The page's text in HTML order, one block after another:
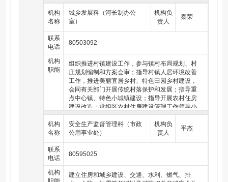
（三十八）负责人民防空平战结合工作。指导落实人民防
空工程平时开发利用工作。指导人民防空专业队伍、人民
化及警报建设和管理工作。
（三十九）监督、检查、指导人民防空法律、法规和规章
的贯彻执行；组织拟订人民防空相关地方性法规、规章及
规范性文件；负责监督、指导和协调人民防空执法工作。
（四十）负责区党工委（区委）、区管委会（区政府）人
民防空指挥所的建设和管理工作。
（四十一）承担全区城市排水、瓶装液化气管理、指导协
（四十二）起草城市排水、瓶装液化气规范性文件和相关
政策，指导全区城市排水、瓶装液化气（燃气）行业行政
执法工作。参与开展全区城市排水、瓶装液化气（燃气）
行业信用体系建设工作。
（四十三）承担城市排水、瓶装液化气（燃气）行业相关
建设项目的验收管理工作；做好治太相关工作；
推进水环境综合整治等工作，统一管理调度全区
智慧水利、排水信息化系统。负责区属水利工程
的运行管理；指导全区水利设施的管理、保护和
综合利用；指导全区水旱灾害防御和水量调度工
作；指导河湖水生态保护与修复以及河湖水系连
通工作；会同相关部门指导全区河湖保护规划编
制工作。负责组织实施全区排水规划计划。负责
全区水资源管理工作；实施全区地下水资源、再
生水和节约用水行业管理工作；编制再生水和节
约用水发展年度计划并组织实施；承担实施最严
格水资源管理制度相关工作，指导开展水资源有
偿使用工作；组织水资源监测工作，指导河湖生
态流量水量管理。组织编制水资源保护规划，配
合开展饮用水水源保护有关工作；参与编制水功
能区划和指导入河排污口设置管理工作。指导蓝
藻治理与湖泛防控工作。组织编制并协调实施节
理制度；指导和推动全区节水型社会建设工作；
机构
名称
城乡发展科（河长制办公
室）
机构负
责人
秦荣
联系
电话
80503092
机构
职能
组织推进村镇建设工作，参与镇村布局规划、村
庄规划编制和方案会审；指导村镇人居环境改善
工作，推进美丽宜居乡村、特色田园乡村建设，
会同有关部门开展传统村落保护和发展；指导重
点中心镇、特色小城镇建设；指导开展农村住房
建设改造；承担区农村住房建设管理工作领导小
组办公室日常工作。监督管理房地产开发建设；
负责出具开发地块建设条件意见书、住宅小区项
目建设条件意见书并核验；负责商品房交付使用
的监督管理；负责商品房交付纠纷调处工作；指
导和管理商品住宅性能认定工作；推进成品住房
房预（销）售初审管理工作，实施预售项目动态
跟踪管理；监督房产交易行为；指导监督房地产
机构
名称
安全生产监督管理科（市政
公用事业处）
机构负
责人
平杰
联系
电话
80595025
机构
建立住房和城乡建设、交通、水利、燃气、排